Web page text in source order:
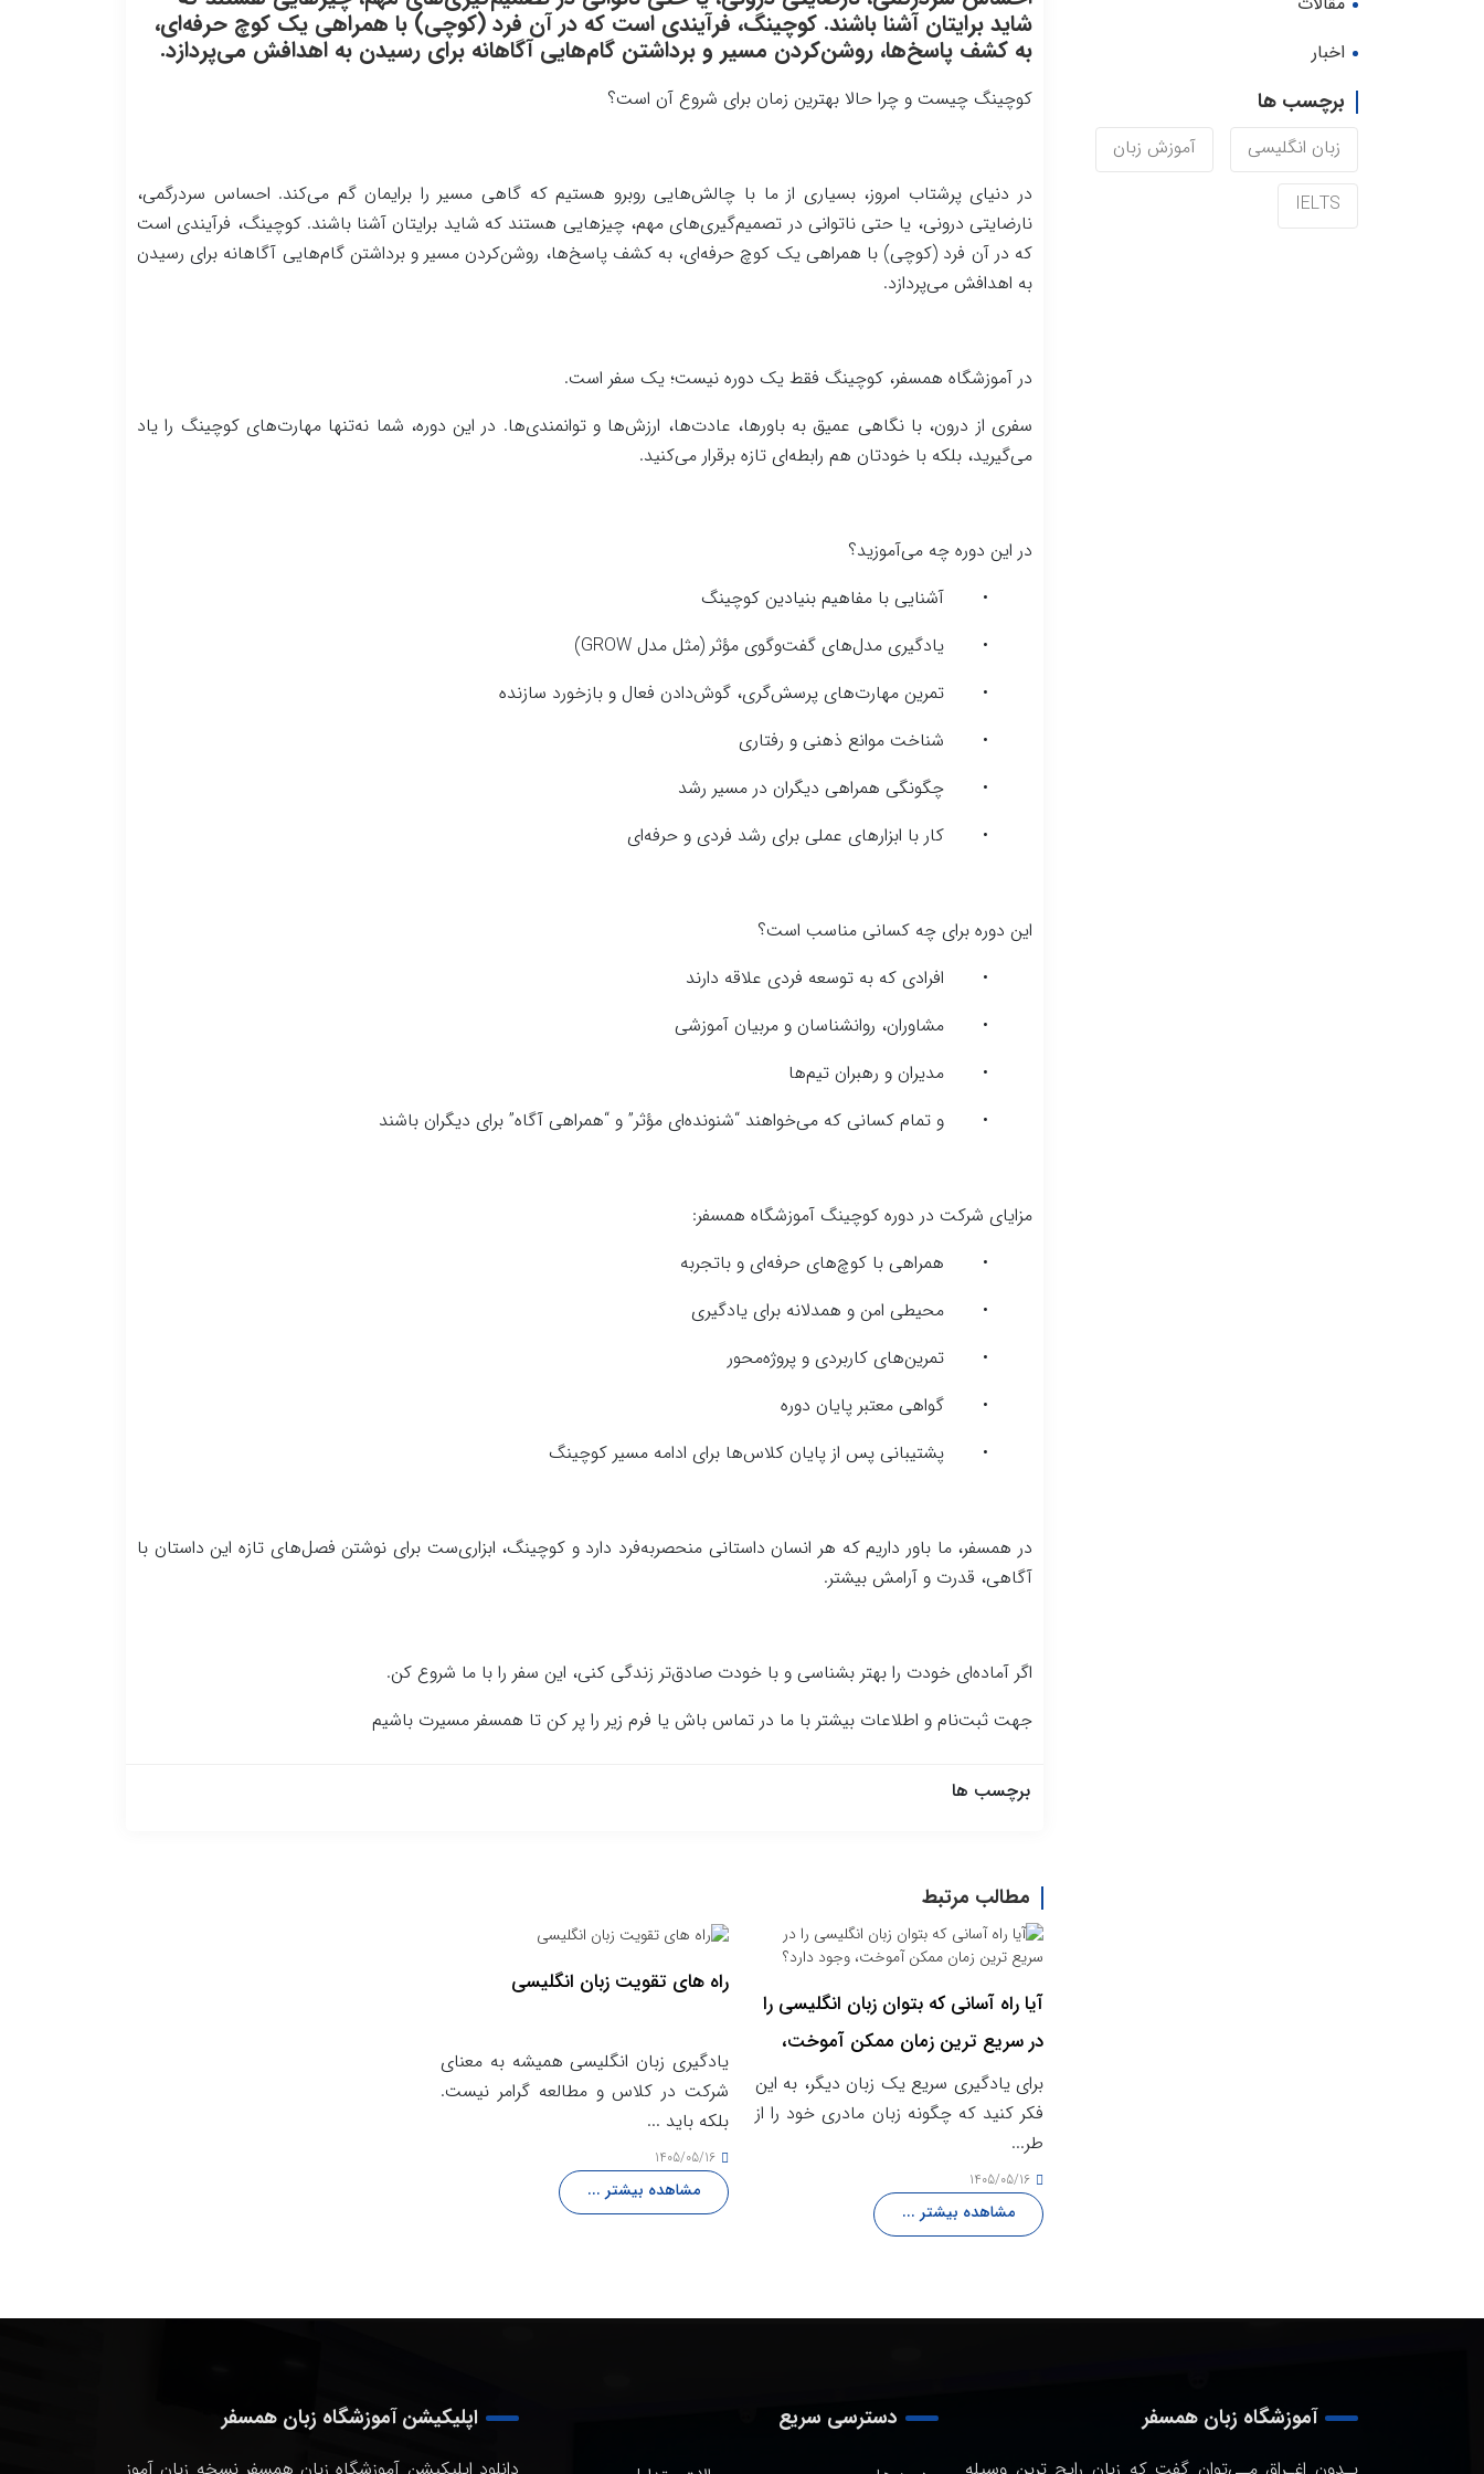
اخبار
برچسب ها
زبان انگلیسی آموزش زبان
IELTS
شاید برایتان آشنا باشند. کوچینگ، فرآیندی است که در آن فرد (کوچی) با همراهی یک کوچ حرفه‌ای،
به کشف پاسخ‌ها، روشن‌کردن مسیر و برداشتن گام‌هایی آگاهانه برای رسیدن به اهدافش می‌پردازد.
کوچینگ چیست و چرا حالا بهترین زمان برای شروع آن است؟
در دنیای پرشتاب امروز، بسیاری از ما با چالش‌هایی روبرو هستیم که گاهی مسیر را برایمان گم می‌کند. احساس سردرگمی،
نارضایتی درونی، یا حتی ناتوانی در تصمیم‌گیری‌های مهم، چیزهایی هستند که شاید برایتان آشنا باشند. کوچینگ، فرآیندی است
که در آن فرد (کوچی) با همراهی یک کوچ حرفه‌ای، به کشف پاسخ‌ها، روشن‌کردن مسیر و برداشتن گام‌هایی آگاهانه برای رسیدن
به اهدافش می‌پردازد.
در آموزشگاه همسفر، کوچینگ فقط یک دوره نیست؛ یک سفر است.
سفری از درون، با نگاهی عمیق به باورها، عادت‌ها، ارزش‌ها و توانمندی‌ها. در این دوره، شما نه‌تنها مهارت‌های کوچینگ را یاد
می‌گیرید، بلکه با خودتان هم رابطه‌ای تازه برقرار می‌کنید.
در این دوره چه می‌آموزید؟
•
آشنایی با مفاهیم بنیادین کوچینگ
•
یادگیری مدل‌های گفت‌وگوی مؤثر (مثل مدل GROW)
•
تمرین مهارت‌های پرسش‌گری، گوش‌دادن فعال و بازخورد سازنده
•
شناخت موانع ذهنی و رفتاری
•
چگونگی همراهی دیگران در مسیر رشد
•
کار با ابزارهای عملی برای رشد فردی و حرفه‌ای
این دوره برای چه کسانی مناسب است؟
•
افرادی که به توسعه فردی علاقه دارند
•
مشاوران، روانشناسان و مربیان آموزشی
•
مدیران و رهبران تیم‌ها
•
و تمام کسانی که می‌خواهند “شنونده‌ای مؤثر” و “همراهی آگاه” برای دیگران باشند
مزایای شرکت در دوره کوچینگ آموزشگاه همسفر:
•
همراهی با کوچ‌های حرفه‌ای و با‌تجربه
•
محیطی امن و همدلانه برای یادگیری
•
تمرین‌های کاربردی و پروژه‌محور
•
گواهی معتبر پایان دوره
•
پشتیبانی پس از پایان کلاس‌ها برای ادامه مسیر کوچینگ
در همسفر، ما باور داریم که هر انسان داستانی منحصر‌به‌فرد دارد و کوچینگ، ابزاری‌ست برای نوشتن فصل‌های تازه این داستان با
آگاهی، قدرت و آرامش بیشتر.
اگر آماده‌ای خودت را بهتر بشناسی و با خودت صادق‌تر زندگی کنی، این سفر را با ما شروع کن.
جهت ثبت‌نام و اطلاعات بیشتر با ما در تماس باش یا فرم زیر را پر کن تا همسفر مسیرت باشیم
برچسب ها
مطالب مرتبط
آیا راه آسانی که بتوان زبان انگلیسی را
در سریع ترین زمان ممکن آموخت،
وجود دارد؟
برای یادگیری سریع یک زبان دیگر، به این
فکر کنید که چگونه زبان مادری خود را از
طر...
1405/05/16
مشاهده بیشتر ...
راه های تقویت زبان انگلیسی
یادگیری زبان انگلیسی همیشه به معنای
شرکت در کلاس و مطالعه گرامر نیست.
بلکه باید ...
1405/05/16
مشاهده بیشتر ...
آموزشگاه زبان همسفر دسترسی سریع اپلیکیشن آموزشگاه زبان همسفر